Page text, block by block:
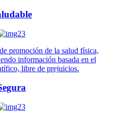
promoción de la salud física,
información basada en el
libre de prejuicios.